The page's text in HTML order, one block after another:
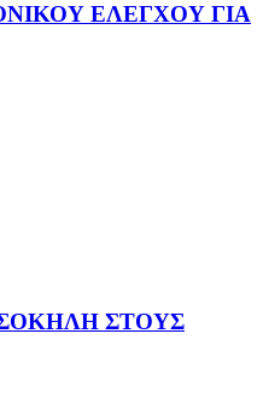
ΕΛΕΓΧΟΥ ΓΙΑ
ΣΤΟΥΣ